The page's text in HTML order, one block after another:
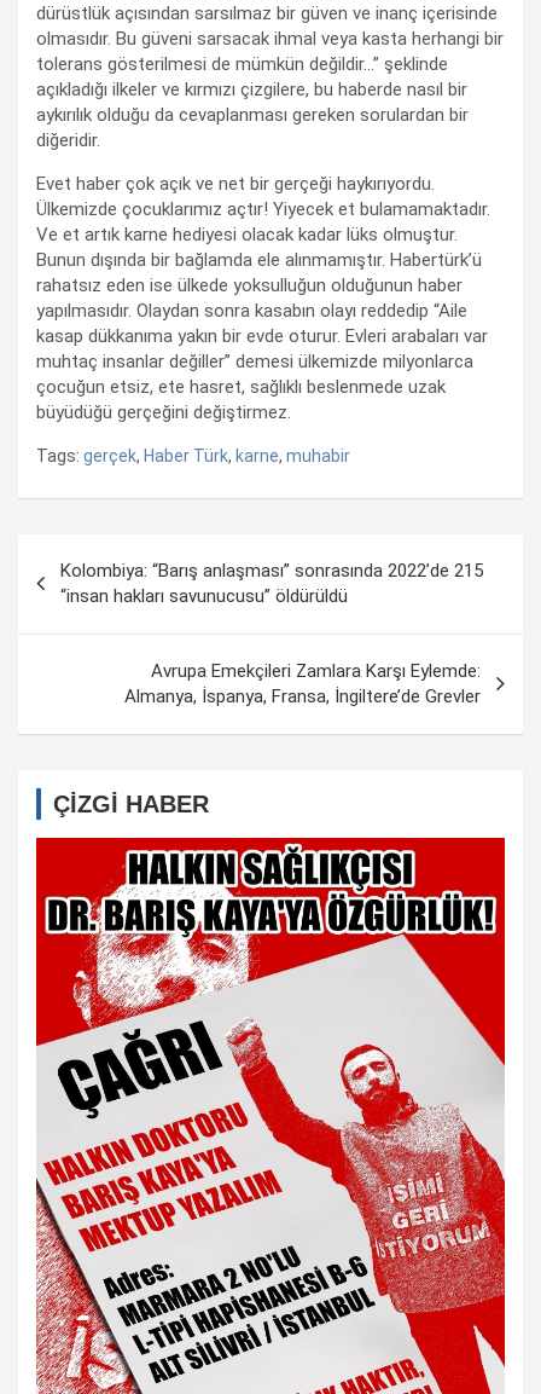
dürüstlük açısından sarsılmaz bir güven ve inanç içerisinde
olmasıdır. Bu güveni sarsacak ihmal veya kasta herhangi bir
tolerans gösterilmesi de mümkün değildir…” şeklinde
açıkladığı ilkeler ve kırmızı çizgilere, bu haberde nasıl bir
aykırılık olduğu da cevaplanması gereken sorulardan bir
diğeridir.
Evet haber çok açık ve net bir gerçeği haykırıyordu.
Ülkemizde çocuklarımız açtır! Yiyecek et bulamamaktadır.
Ve et artık karne hediyesi olacak kadar lüks olmuştur.
Bunun dışında bir bağlamda ele alınmamıştır. Habertürk’ü
rahatsız eden ise ülkede yoksulluğun olduğunun haber
yapılmasıdır. Olaydan sonra kasabın olayı reddedip “Aile
kasap dükkanıma yakın bir evde oturur. Evleri arabaları var
muhtaç insanlar değiller” demesi ülkemizde milyonlarca
çocuğun etsiz, ete hasret, sağlıklı beslenmede uzak
büyüdüğü gerçeğini değiştirmez.
Tags: gerçek, Haber Türk, karne, muhabir
dolaşımı
Kolombiya: “Barış anlaşması” sonrasında 2022’de 215
“insan hakları savunucusu” öldürüldü
Avrupa Emekçileri Zamlara Karşı Eylemde:
Almanya, İspanya, Fransa, İngiltere’de Grevler
ÇİZGİ HABER